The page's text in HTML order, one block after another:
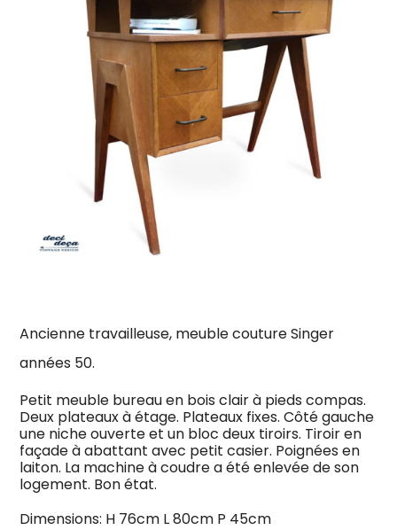
Ancienne travailleuse, meuble couture Singer
années 50.
Petit meuble bureau en bois clair à pieds compas.
Deux plateaux à étage. Plateaux fixes. Côté gauche
une niche ouverte et un bloc deux tiroirs. Tiroir en
façade à abattant avec petit casier. Poignées en
laiton. La machine à coudre a été enlevée de son
logement. Bon état.
Dimensions: H 76cm L 80cm P 45cm